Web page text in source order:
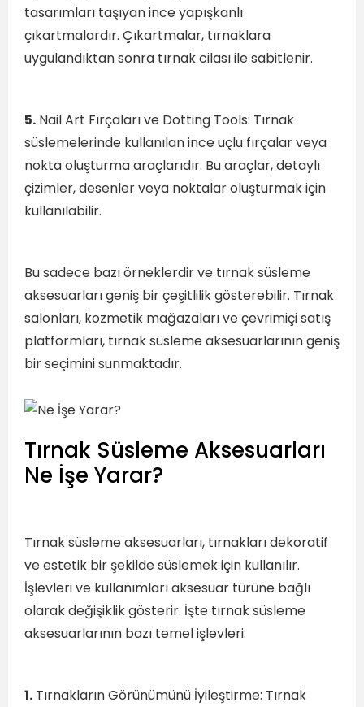
tasarımları taşıyan ince yapışkanlı
çıkartmalardır. Çıkartmalar, tırnaklara
uygulandıktan sonra tırnak cilası ile sabitlenir.
5. Nail Art Fırçaları ve Dotting Tools: Tırnak
süslemelerinde kullanılan ince uçlu fırçalar veya
nokta oluşturma araçlarıdır. Bu araçlar, detaylı
çizimler, desenler veya noktalar oluşturmak için
kullanılabilir.
Bu sadece bazı örneklerdir ve tırnak süsleme
aksesuarları geniş bir çeşitlilik gösterebilir. Tırnak
salonları, kozmetik mağazaları ve çevrimiçi satış
platformları, tırnak süsleme aksesuarlarının geniş
bir seçimini sunmaktadır.
Tırnak Süsleme Aksesuarları
Ne İşe Yarar?
Tırnak süsleme aksesuarları, tırnakları dekoratif
ve estetik bir şekilde süslemek için kullanılır.
İşlevleri ve kullanımları aksesuar türüne bağlı
olarak değişiklik gösterir. İşte tırnak süsleme
aksesuarlarının bazı temel işlevleri:
1. Tırnakların Görünümünü İyileştirme: Tırnak